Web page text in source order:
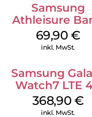
Samsung
Athleisure
(M/L) Galaxy
Watch8/
69,90 €
inkl. MwSt.
Samsung
Watch7 LTE
mm Cream
368,90 €
inkl. MwSt.